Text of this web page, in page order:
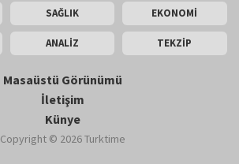
SAĞLIK EKONOMİ
ANALİZ TEKZİP
Masaüstü Görünümü
İletişim
Künye
Copyright © 2026 Turktime